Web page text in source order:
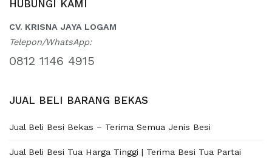
HUBUNGI KAMI
CV. KRISNA JAYA LOGAM
Telepon/WhatsApp:
0812 1146 4915
JUAL BELI BARANG BEKAS
Jual Beli Besi Bekas – Terima Semua Jenis Besi
Jual Beli Besi Tua Harga Tinggi | Terima Besi Tua Partai